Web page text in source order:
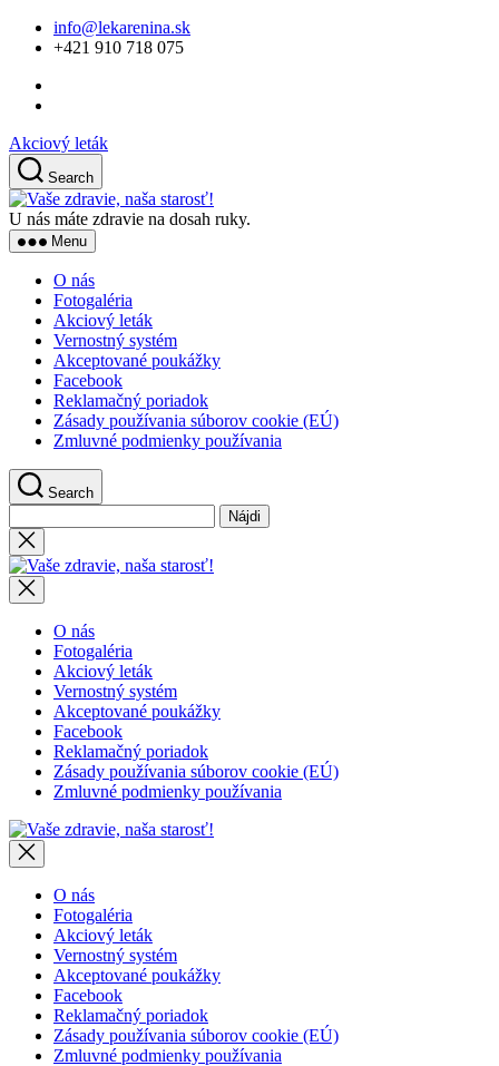
Skip
content
info@lekarenina.sk
+421 910 718 075
Akciový leták
Search
zdravie,
U nás máte zdravie na dosah ruky.
Menu
O nás
Fotogaléria
Akciový leták
Vernostný systém
Akceptované poukážky
Facebook
Reklamačný poriadok
Zásady používania súborov cookie (EÚ)
Zmluvné podmienky používania
Search
Close
search
O nás
Fotogaléria
Akciový leták
Vernostný systém
Akceptované poukážky
Facebook
Reklamačný poriadok
Zásady používania súborov cookie (EÚ)
Zmluvné podmienky používania
O nás
Fotogaléria
Akciový leták
Vernostný systém
Akceptované poukážky
Facebook
Reklamačný poriadok
Zásady používania súborov cookie (EÚ)
Zmluvné podmienky používania